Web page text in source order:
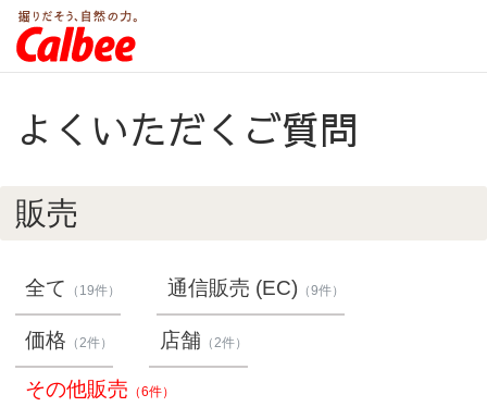
よくいただくご質問
販売
全て （19件） 通信販売 (EC) （9件）
価格 （2件） 店舗 （2件）
その他販売 （6件）